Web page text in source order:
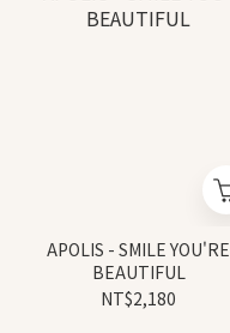
APOLIS - SMILE YOU'RE
BEAUTIFUL
NT$2,180